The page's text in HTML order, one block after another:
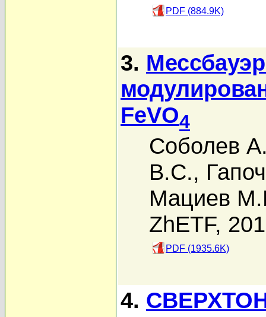
PDF (884.9K)
3.
FeVO4
Соболев
В.С.,
Мациев
ZhETF,
PDF (1935.6K)
4.